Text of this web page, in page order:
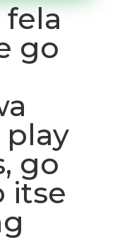
go
go
itse